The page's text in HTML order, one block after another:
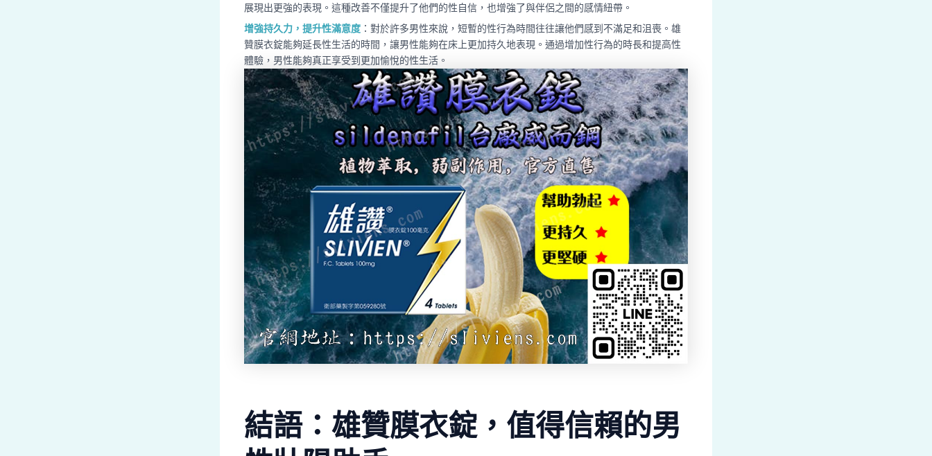
展現出更強的表現。這種改善不僅提升了他們的性自信，也增強了與伴侶之間的感情紐帶。
增強持久力，提升性滿意度 ：對於許多男性來說，短暫的性行為時間往往讓他們感到不滿足和沮喪。雄
贊膜衣錠能夠延長性生活的時間，讓男性能夠在床上更加持久地表現。通過增加性行為的時長和提高性
體驗，男性能夠真正享受到更加愉悅的性生活。
結語：雄贊膜衣錠，值得信賴的男